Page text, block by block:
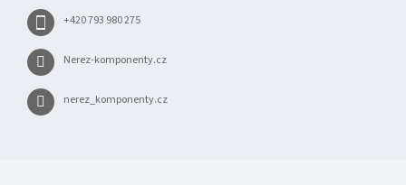
+420 793 980 275
Nerez-komponenty.cz
nerez_komponenty.cz